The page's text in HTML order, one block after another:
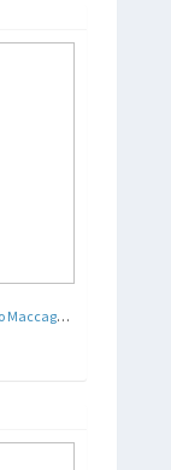
Monumento ai Caduti - Lecce - opera Eugenio Maccagnani - 1928